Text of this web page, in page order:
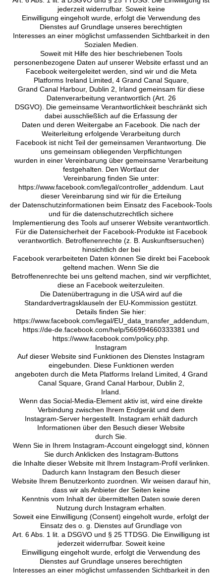
jederzeit widerrufbar. Soweit keine
Einwilligung eingeholt wurde, erfolgt die Verwendung des
Dienstes auf Grundlage unseres berechtigten
Interesses an einer möglichst umfassenden Sichtbarkeit in den
Sozialen Medien.
Soweit mit Hilfe des hier beschriebenen Tools
personenbezogene Daten auf unserer Website erfasst und an
Facebook weitergeleitet werden, sind wir und die Meta
Platforms Ireland Limited, 4 Grand Canal Square,
Grand Canal Harbour, Dublin 2, Irland gemeinsam für diese
Datenverarbeitung verantwortlich (Art. 26
DSGVO). Die gemeinsame Verantwortlichkeit beschränkt sich
dabei ausschließlich auf die Erfassung der
Daten und deren Weitergabe an Facebook. Die nach der
Weiterleitung erfolgende Verarbeitung durch
Facebook ist nicht Teil der gemeinsamen Verantwortung. Die
uns gemeinsam obliegenden Verpflichtungen
wurden in einer Vereinbarung über gemeinsame Verarbeitung
festgehalten. Den Wortlaut der
Vereinbarung finden Sie unter:
https://www.facebook.com/legal/controller_addendum. Laut
dieser Vereinbarung sind wir für die Erteilung
der Datenschutzinformationen beim Einsatz des Facebook-Tools
und für die datenschutzrechtlich sichere
Implementierung des Tools auf unserer Website verantwortlich.
Für die Datensicherheit der Facebook-Produkte ist Facebook
verantwortlich. Betroffenenrechte (z. B. Auskunftsersuchen)
hinsichtlich der bei
Facebook verarbeiteten Daten können Sie direkt bei Facebook
geltend machen. Wenn Sie die
Betroffenenrechte bei uns geltend machen, sind wir verpflichtet,
diese an Facebook weiterzuleiten.
Die Datenübertragung in die USA wird auf die
Standardvertragsklauseln der EU-Kommission gestützt.
Details finden Sie hier:
https://www.facebook.com/legal/EU_data_transfer_addendum,
https://de-de.facebook.com/help/566994660333381 und
https://www.facebook.com/policy.php.
Instagram
Auf dieser Website sind Funktionen des Dienstes Instagram
eingebunden. Diese Funktionen werden
angeboten durch die Meta Platforms Ireland Limited, 4 Grand
Canal Square, Grand Canal Harbour, Dublin 2,
Irland.
Wenn das Social-Media-Element aktiv ist, wird eine direkte
Verbindung zwischen Ihrem Endgerät und dem
Instagram-Server hergestellt. Instagram erhält dadurch
Informationen über den Besuch dieser Website
durch Sie.
Wenn Sie in Ihrem Instagram-Account eingeloggt sind, können
Sie durch Anklicken des Instagram-Buttons
die Inhalte dieser Website mit Ihrem Instagram-Profil verlinken.
Dadurch kann Instagram den Besuch dieser
Website Ihrem Benutzerkonto zuordnen. Wir weisen darauf hin,
dass wir als Anbieter der Seiten keine
Kenntnis vom Inhalt der übermittelten Daten sowie deren
Nutzung durch Instagram erhalten.
Soweit eine Einwilligung (Consent) eingeholt wurde, erfolgt der
Einsatz des o. g. Dienstes auf Grundlage von
Art. 6 Abs. 1 lit. a DSGVO und § 25 TTDSG. Die Einwilligung ist
jederzeit widerrufbar. Soweit keine
Einwilligung eingeholt wurde, erfolgt die Verwendung des
Dienstes auf Grundlage unseres berechtigten
Interesses an einer möglichst umfassenden Sichtbarkeit in den